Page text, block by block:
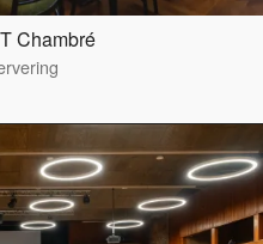
Chambré